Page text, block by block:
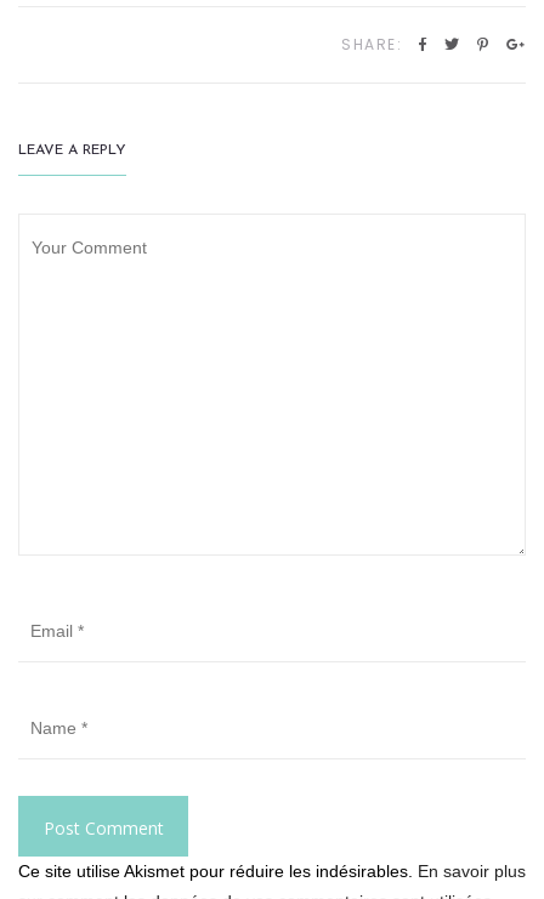
SHARE:
LEAVE A REPLY
Ce site utilise Akismet pour réduire les indésirables. En savoir plus